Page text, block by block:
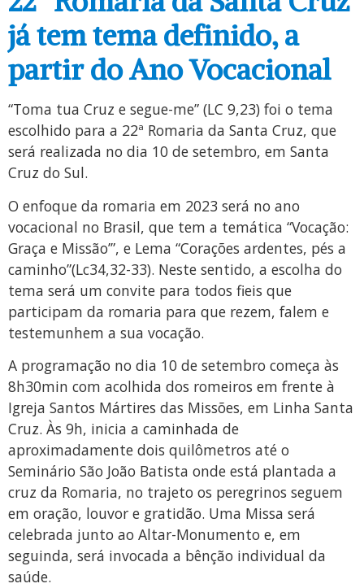
já tem tema definido, a
partir do Ano Vocacional
“Toma tua Cruz e segue-me” (LC 9,23) foi o tema
escolhido para a 22ª Romaria da Santa Cruz, que
será realizada no dia 10 de setembro, em Santa
Cruz do Sul.
O enfoque da romaria em 2023 será no ano
vocacional no Brasil, que tem a temática “Vocação:
Graça e Missão’”, e Lema “Corações ardentes, pés a
caminho”(Lc34,32-33). Neste sentido, a escolha do
tema será um convite para todos fieis que
participam da romaria para que rezem, falem e
testemunhem a sua vocação.
A programação no dia 10 de setembro começa às
8h30min com acolhida dos romeiros em frente à
Igreja Santos Mártires das Missões, em Linha Santa
Cruz. Às 9h, inicia a caminhada de
aproximadamente dois quilômetros até o
Seminário São João Batista onde está plantada a
cruz da Romaria, no trajeto os peregrinos seguem
em oração, louvor e gratidão. Uma Missa será
celebrada junto ao Altar-Monumento e, em
seguinda, será invocada a bênção individual da
saúde.